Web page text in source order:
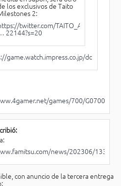
los exclusivos de Taito
2:
twitter.com/TAITO_Apps/status/1
22144?s=20
game.watch.impress.co.jp/docs/
games/700/G070079/
news/202306/
con anuncio de la tercera entrega